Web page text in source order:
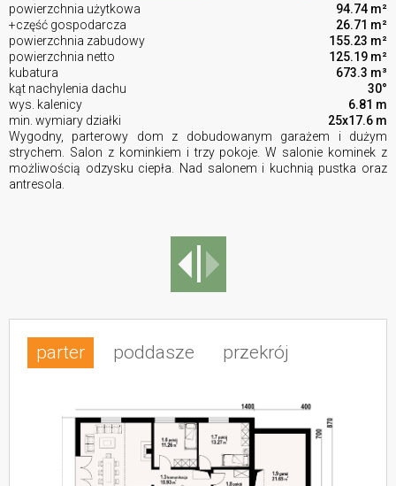
powierzchnia użytkowa
94.74 m²
+część gospodarcza
26.71 m²
powierzchnia zabudowy
155.23 m²
powierzchnia netto
125.19 m²
kubatura
673.3 m³
kąt nachylenia dachu
30°
wys. kalenicy
6.81 m
min. wymiary działki
25x17.6 m
Wygodny, parterowy dom z dobudowanym garażem i dużym
strychem. Salon z kominkiem i trzy pokoje. W salonie kominek z
możliwością odzysku ciepła. Nad salonem i kuchnią pustka oraz
antresola.
parter poddasze przekrój